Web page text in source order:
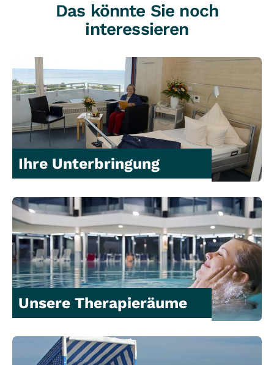
Das könnte Sie noch
interessieren
Ihre Unterbringung
Unsere Therapieräume